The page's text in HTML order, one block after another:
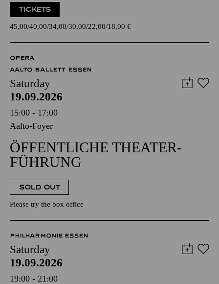
TICKETS
45,00 40,00 34,00 30,00 22,00 18,00 €
OPERA
AALTO BALLETT ESSEN
Saturday
19.09.2026
15:00 - 17:00
Aalto-Foyer
ÖFFENTLICHE THEATER­
FÜHRUNG
SOLD OUT
Please try the box office
PHILHARMONIE ESSEN
Saturday
19.09.2026
19:00 - 21:00